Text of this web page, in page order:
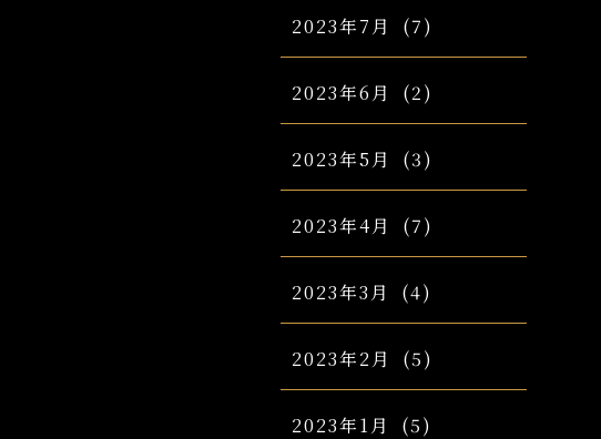
2023年7月 (7)
2023年6月 (2)
2023年5月 (3)
2023年4月 (7)
2023年3月 (4)
2023年2月 (5)
2023年1月 (5)